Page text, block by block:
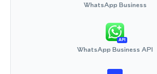
WhatsApp Business
API
WhatsApp Business API